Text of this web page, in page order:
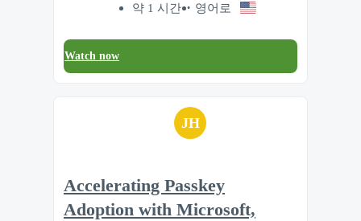
약 1 시간 영어로
Watch now
JH
Accelerating Passkey
Adoption with Microsoft,